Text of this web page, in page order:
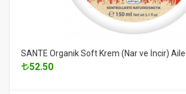
SANTE Organik Soft Krem (Nar ve İncir)
52.50